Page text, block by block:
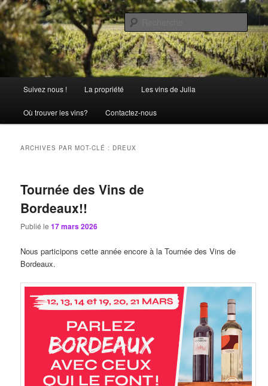
Aller
au
contenu
principal
Aller
au
contenu
secondaireChâteau Julia
La passion comme tradition
principal
Suivez nous ! La propriété Les vins de Julia
Où trouver les vins? Contactez-nous
ARCHIVES PAR MOT-CLÉ : DREUX
Tournée des Vins de
Bordeaux!!
Publié le17 mars 2026
Nous participons cette année encore à la Tournée des Vins de
Bordeaux.